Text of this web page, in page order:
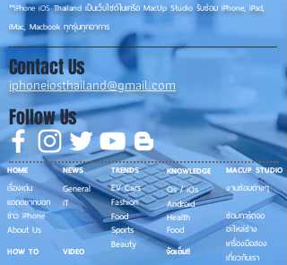
**iPhone iOSThailand เป็นเว็บไซต์ในเครือ MacUp Studio รับซ่อม iPhone, iPad,
iMac, Macbook ทุกรุ่นทุกอาการ
iphoneiosthailand@gmail.com
Contact Us
Follow Us
TRENDS
EV Cars
Fashion
Food
Sports
Beauty
KNOWLEDGE
Os / iOs
Android
Health
Food
MACUP STUDIO
งานซ่อมต่างๆ
ซ่อมการ์ดจอ
อะไหล่ช่าง
เครื่องมือสอง
เกี่ยวกับเรา
NEWS
General
iT
HOME
เรื่องเด่น
แอดอยากบอก
About Us
ข่าว iPhone
จัดเต็ม!!
HOW TO VIDEO